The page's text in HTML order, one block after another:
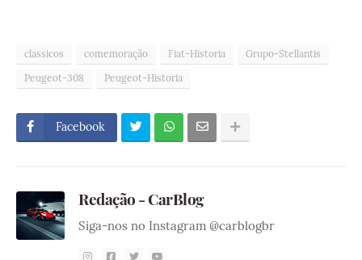
classicos comemoração Fiat-Historia
Grupo-Stellantis
Peugeot-308
Peugeot-Historia
Facebook
Redação - CarBlog
Siga-nos no Instagram @carblogbr